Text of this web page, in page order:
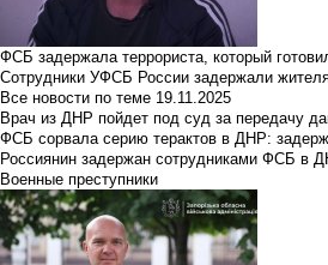
ФСБ задержала террориста, который
Сотрудники УФСБ России задержали
Все новости по теме 19.11.2025
Врач из ДНР пойдет под суд за передачу
ФСБ сорвала серию терактов в ДНР:
Россиянин задержан сотрудниками ФСБ в
Военные преступники